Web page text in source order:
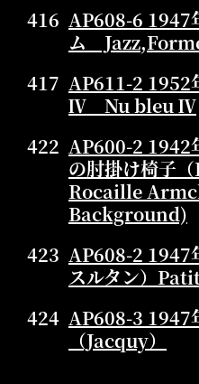
416 AP608-6
ム
417 AP611-2 1952
Ⅳ Nu bleu Ⅳ
422 AP600-2 1942
の肘掛け椅子
Rocaille
Background)
423 AP608-2 1947
スルタン）
424 AP608-3
（Jacquy）